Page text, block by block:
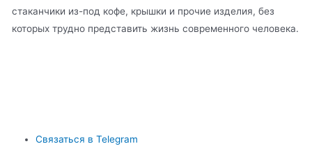
стаканчики из-под кофе, крышки и прочие изделия, без
которых трудно представить жизнь современного человека.
Связаться в Telegram